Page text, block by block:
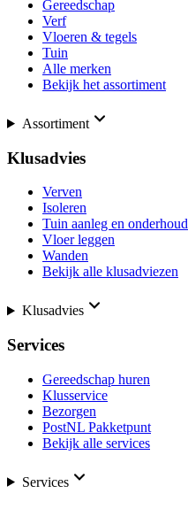
Gereedschap
Verf
Vloeren & tegels
Tuin
Alle merken
Bekijk het assortiment
Assortiment
Klusadvies
Verven
Isoleren
Tuin aanleg en onderhoud
Vloer leggen
Wanden
Bekijk alle klusadviezen
Klusadvies
Services
Gereedschap huren
Klusservice
Bezorgen
PostNL Pakketpunt
Bekijk alle services
Services